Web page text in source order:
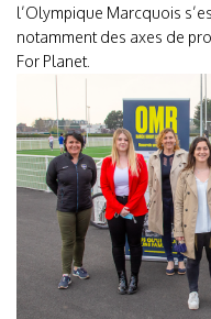
l’Olympique Marcquois
notamment des axes de
For Planet.